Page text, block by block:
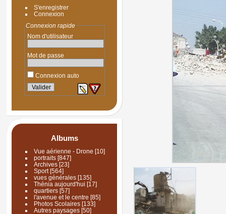
S'enregistrer
Connexion
Connexion rapide
Nom d'utilisateur
Mot de passe
Connexion auto
Albums
Vue aérienne - Drone [10]
portraits[847]
Archives [23]
Sport[564]
vues générales[135]
Thénia aujourd'hui [17]
quartiers[57]
l'avenue et le centre [85]
Photos Scolaires[133]
Autres paysages[50]